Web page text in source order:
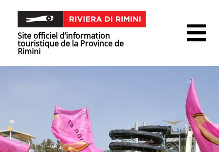
Site officiel d’information
touristique de la Province de
Rimini